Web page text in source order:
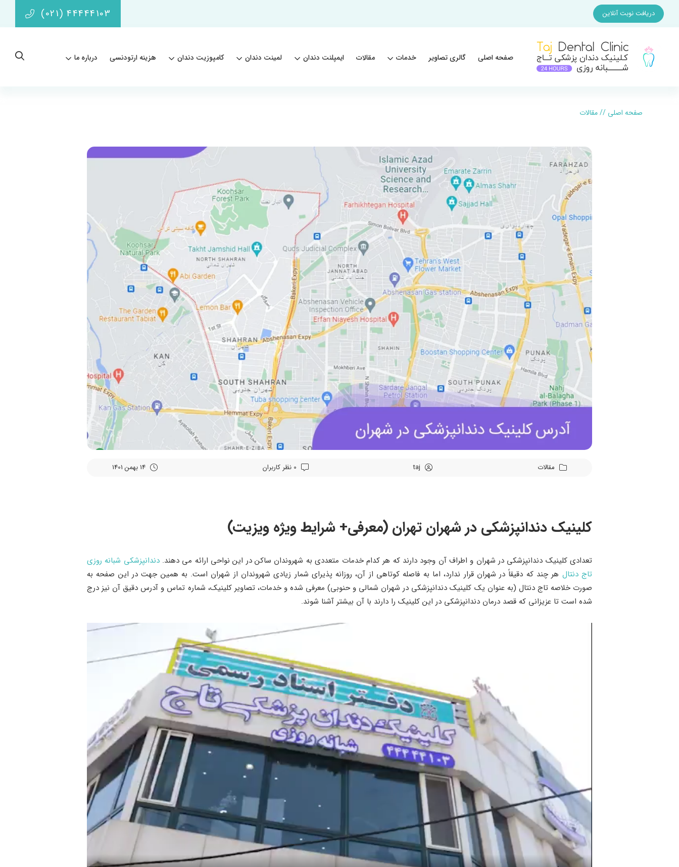
دریافت نوبت آنلاین (021) 44444103
صفحه اصلی گالری تصاویر خدمات مقالات ایمپلنت دندان لمینت دندان کامپوزیت دندان هزینه ارتودنسی درباره ما
صفحه اصلی //مقالات
مقالات taj
کلینیک دندانپزشکی در شهران تهران (معرفی+ شرایط ویژه ویزیت)
تعدادی کلینیک دندانپزشکی در شهران و اطراف آن وجود دارند که هر کدام خدمات متعددی به شهروندان ساکن در این نواحی ارائه می دهند.دندانپزشکی شبانه روزی
تاج دنتال هر چند که دقیقاً در شهران قرار ندارد، اما به فاصله کوتاهی از آن، روزانه پذیرای شمار زیادی شهروندان از شهران است. به همین جهت در این صفحه به
صورت خلاصه تاج دنتال (به عنوان یک کلینیک دندانپزشکی در شهران شمالی و حنوبی) معرفی شده و خدمات، تصاویر کلینیک، شماره تماس و آدرس دقیق آن نیز درج
شده است تا عزیزانی که قصد درمان دندانپزشکی در این کلینیک را دارند با آن بیشتر آشنا شوند.